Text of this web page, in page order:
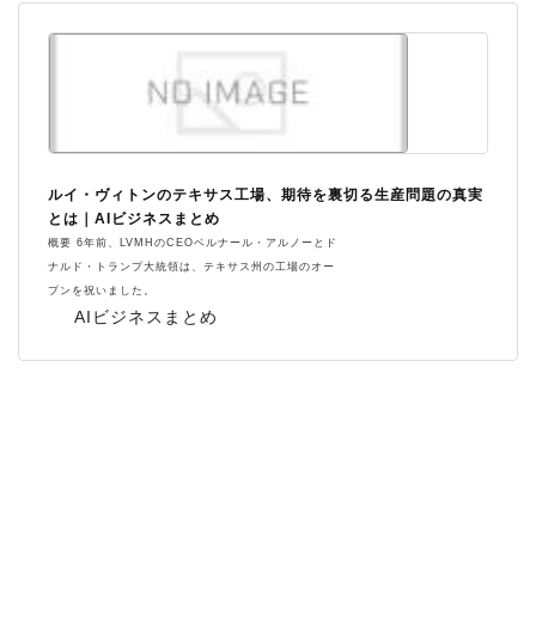
AIビジネスまとめ
ルイ・ヴィトンのテキサス工場、期待を裏切る生産問題の真実
とは｜AIビジネスまとめ
概要 6年前、LVMHのCEOベルナール・アルノーとド
ナルド・トランプ大統領は、テキサス州の工場のオー
プンを祝いました。